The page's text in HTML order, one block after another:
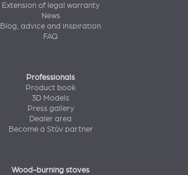
Extension of legal warranty
News
Blog, advice and inspiration
FAQ
Professionals
Product book
3D Models
Press gallery
Dealer area
Become a Stûv partner
Wood-burning stoves